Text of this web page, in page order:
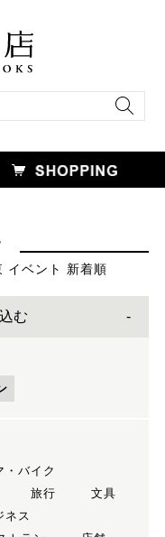
イベント 新着順
む
・バイク
旅行
文具
ネス